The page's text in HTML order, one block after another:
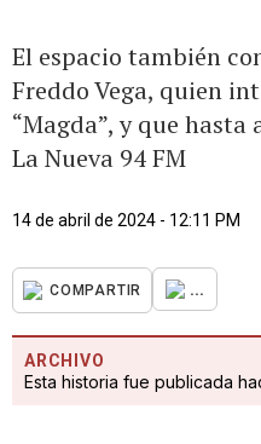
El espacio también
Freddo Vega, quien
“Magda”, y que
La Nueva 94 FM
14 de abril de 2024 - 12:11 PM
COMPARTIR ...
ARCHIVO
Esta historia fue publicada